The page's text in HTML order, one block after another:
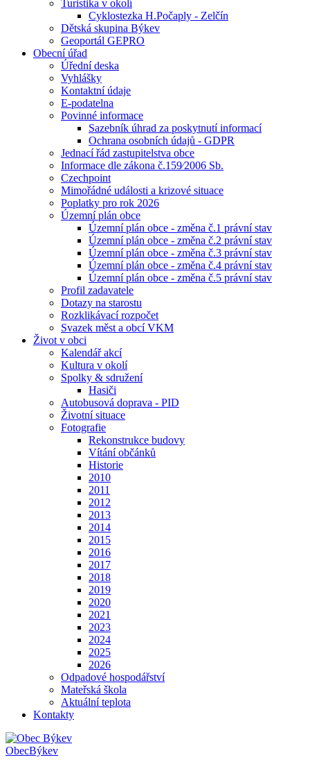
Turistika v okolí
Cyklostezka H.Počaply - Zelčín
Dětská skupina Býkev
Geoportál GEPRO
Obecní úřad
Úřední deska
Vyhlášky
Kontaktní údaje
E-podatelna
Povinné informace
Sazebník úhrad za poskytnutí informací
Ochrana osobních údajů - GDPR
Jednací řád zastupitelstva obce
Informace dle zákona č.159⁄2006 Sb.
Czechpoint
Mimořádné události a krizové situace
Poplatky pro rok 2026
Územní plán obce
Územní plán obce - změna č.1 právní stav
Územní plán obce - změna č.2 právní stav
Územní plán obce - změna č.3 právní stav
Územní plán obce - změna č.4 právní stav
Územní plán obce - změna č.5 právní stav
Profil zadavatele
Dotazy na starostu
Rozklikávací rozpočet
Svazek měst a obcí VKM
Život v obci
Kalendář akcí
Kultura v okolí
Spolky & sdružení
Hasiči
Autobusová doprava - PID
Životní situace
Fotografie
Rekonstrukce budovy
Vítání občánků
Historie
2010
2011
2012
2013
2014
2015
2016
2017
2018
2019
2020
2021
2023
2024
2025
2026
Odpadové hospodářství
Mateřská škola
Aktuální teplota
Kontakty
ObecBýkev